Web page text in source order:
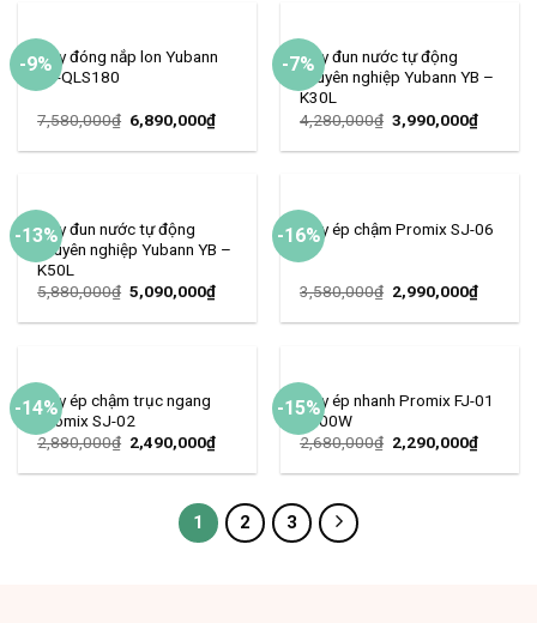
-9%Máy đóng nắp lon Yubann
YB-QLS180
7,580,000₫ 6,890,000₫
-7%Máy đun nước tự động
chuyên nghiệp Yubann YB –
K30L
4,280,000₫ 3,990,000₫
-13%Máy đun nước tự động
chuyên nghiệp Yubann YB –
K50L
5,880,000₫ 5,090,000₫
-16%Máy ép chậm Promix SJ-06
3,580,000₫ 2,990,000₫
-14%Máy ép chậm trục ngang
Promix SJ-02
2,880,000₫ 2,490,000₫
-15%Máy ép nhanh Promix FJ-01
1000W
2,680,000₫ 2,290,000₫
1 2 3